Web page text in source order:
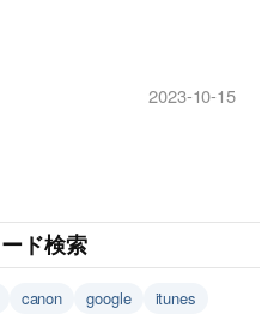
2023-10-15
ド検索
canon google
itunes